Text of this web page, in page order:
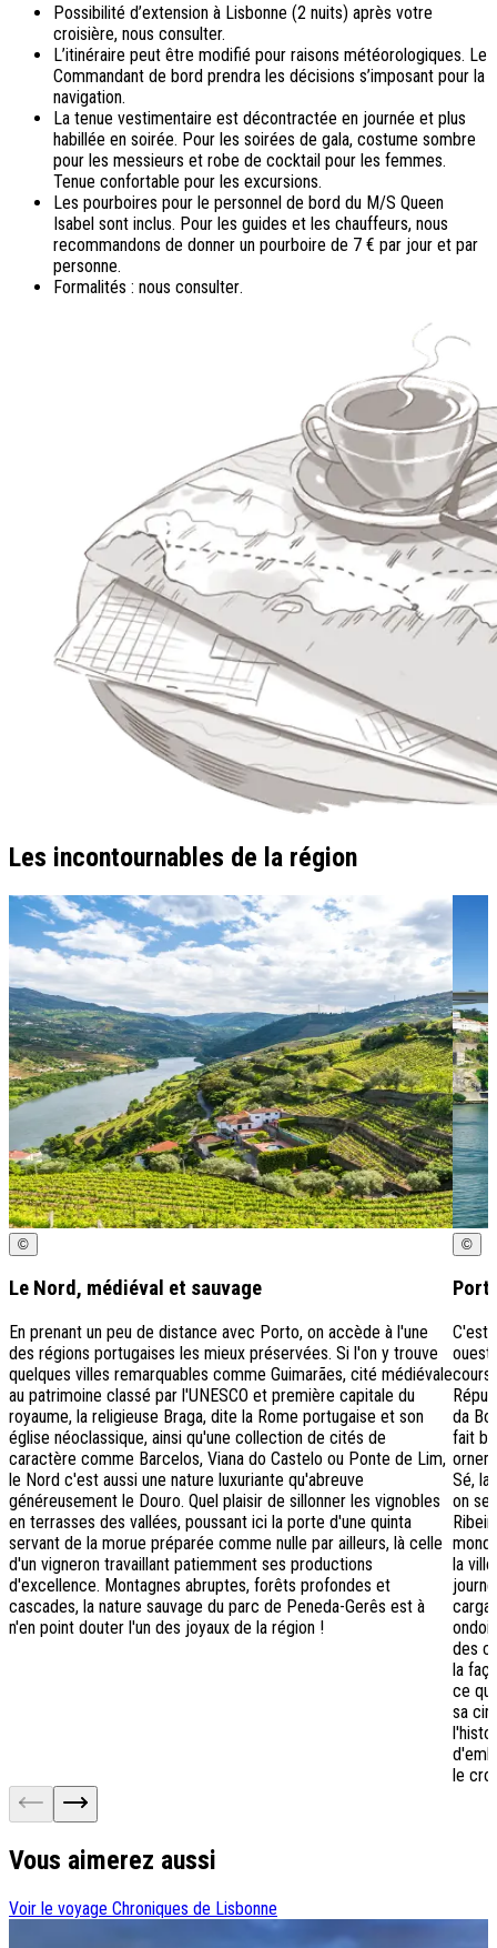
Possibilité d’extension à Lisbonne (2 nuits) après votre
croisière, nous consulter.
L’itinéraire peut être modifié pour raisons météorologiques. Le
Commandant de bord prendra les décisions s’imposant pour la
navigation.
La tenue vestimentaire est décontractée en journée et plus
habillée en soirée. Pour les soirées de gala, costume sombre
pour les messieurs et robe de cocktail pour les femmes.
Tenue confortable pour les excursions.
Les pourboires pour le personnel de bord du M/S Queen
Isabel sont inclus. Pour les guides et les chauffeurs, nous
recommandons de donner un pourboire de 7 € par jour et par
personne.
Formalités : nous consulter.
Les incontournables de la région
©
Le Nord, médiéval et sauvage
En prenant un peu de distance avec Porto, on accède à l'une
des régions portugaises les mieux préservées. Si l'on y trouve
quelques villes remarquables comme Guimarães, cité médiévale
au patrimoine classé par l'UNESCO et première capitale du
royaume, la religieuse Braga, dite la Rome portugaise et son
église néoclassique, ainsi qu'une collection de cités de
caractère comme Barcelos, Viana do Castelo ou Ponte de Lim,
le Nord c'est aussi une nature luxuriante qu'abreuve
généreusement le Douro. Quel plaisir de sillonner les vignobles
en terrasses des vallées, poussant ici la porte d'une quinta
servant de la morue préparée comme nulle par ailleurs, là celle
d'un vigneron travaillant patiemment ses productions
d'excellence. Montagnes abruptes, forêts profondes et
cascades, la nature sauvage du parc de Peneda-Gerês est à
n'en point douter l'un des joyaux de la région !
©
C'est
ouest
cours
da
fait
Sé,
on se
la
des
la
ce
sa
le
Vous aimerez aussi
Voir le voyage Chroniques de Lisbonne